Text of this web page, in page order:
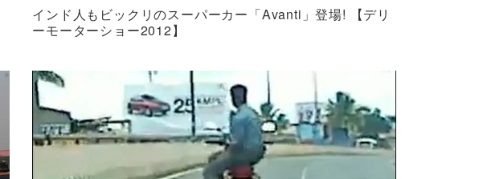
インド人もビックリのスーパーカー「Avanti」登場! 【デリ
ーモーターショー2012】